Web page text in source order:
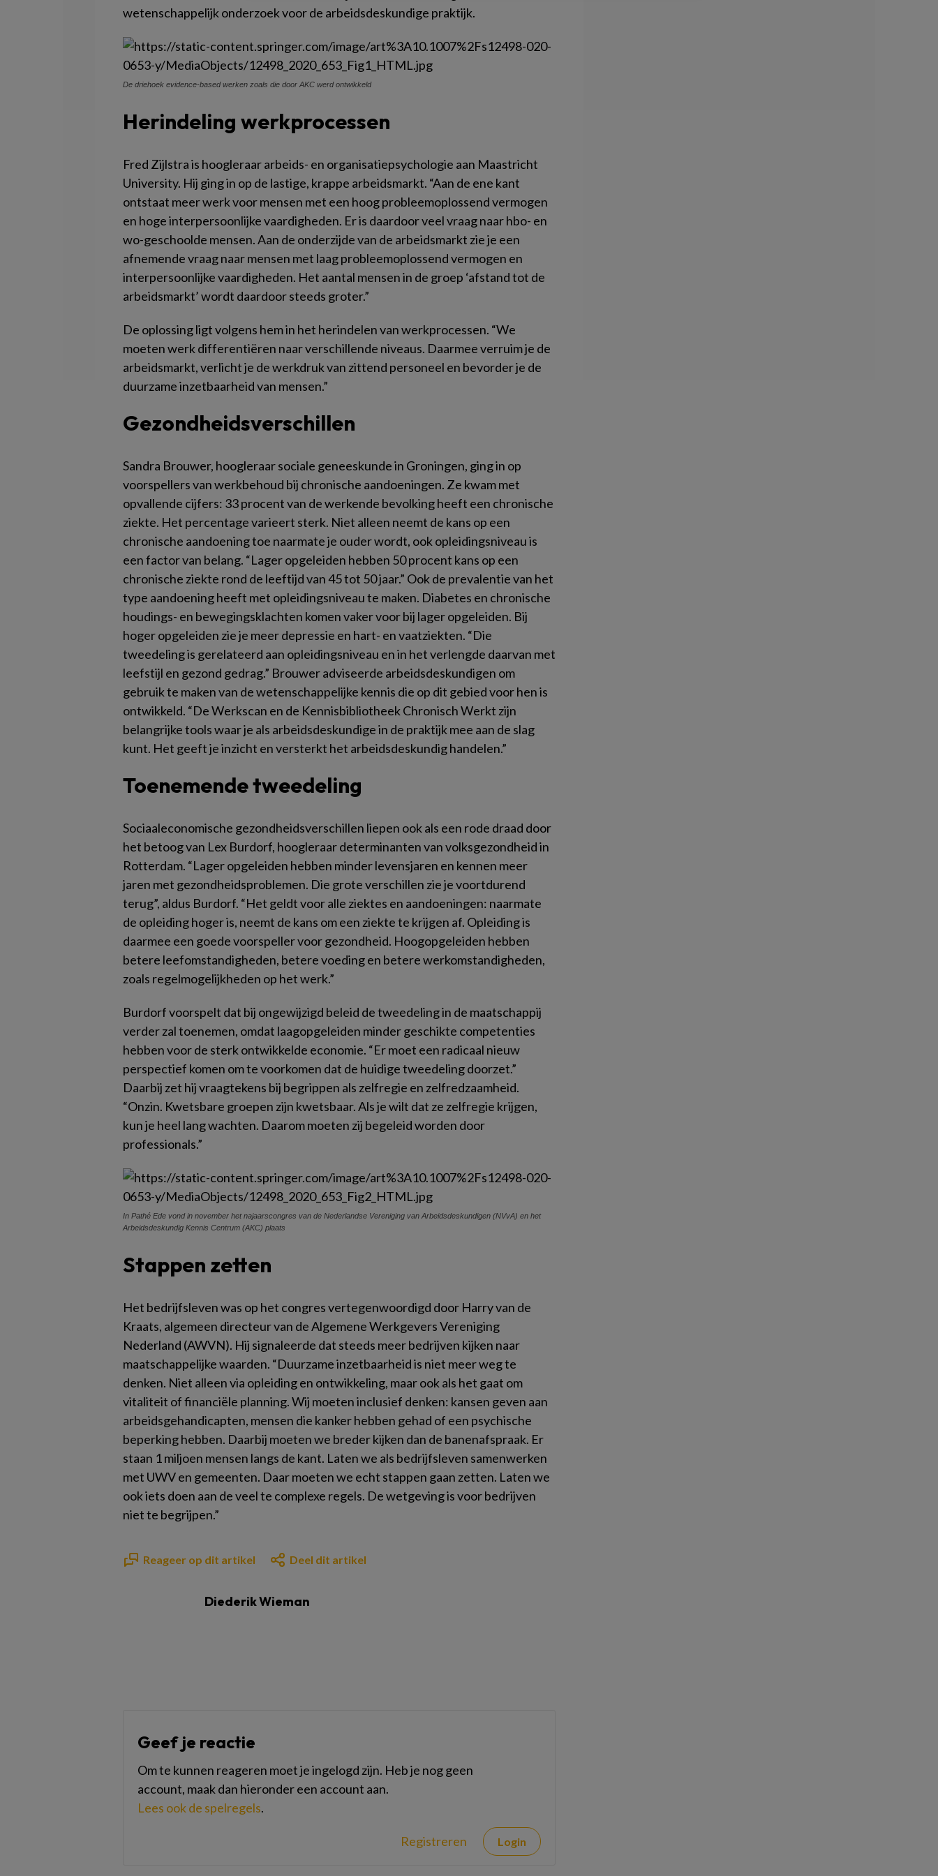
wetenschappelijk onderzoek voor de arbeidsdeskundige praktijk.
De driehoek evidence-based werken zoals die door AKC werd ontwikkeld
Herindeling werkprocessen
Fred Zijlstra is hoogleraar arbeids- en organisatiepsychologie aan Maastricht
University. Hij ging in op de lastige, krappe arbeidsmarkt. “Aan de ene kant
ontstaat meer werk voor mensen met een hoog probleemoplossend vermogen
en hoge interpersoonlijke vaardigheden. Er is daardoor veel vraag naar hbo- en
wo-geschoolde mensen. Aan de onderzijde van de arbeidsmarkt zie je een
afnemende vraag naar mensen met laag probleemoplossend vermogen en
interpersoonlijke vaardigheden. Het aantal mensen in de groep ‘afstand tot de
arbeidsmarkt’ wordt daardoor steeds groter.”
De oplossing ligt volgens hem in het herindelen van werkprocessen. “We
moeten werk differentiëren naar verschillende niveaus. Daarmee verruim je de
arbeidsmarkt, verlicht je de werkdruk van zittend personeel en bevorder je de
duurzame inzetbaarheid van mensen.”
Gezondheidsverschillen
Sandra Brouwer, hoogleraar sociale geneeskunde in Groningen, ging in op
voorspellers van werkbehoud bij chronische aandoeningen. Ze kwam met
opvallende cijfers: 33 procent van de werkende bevolking heeft een chronische
ziekte. Het percentage varieert sterk. Niet alleen neemt de kans op een
chronische aandoening toe naarmate je ouder wordt, ook opleidingsniveau is
een factor van belang. “Lager opgeleiden hebben 50 procent kans op een
chronische ziekte rond de leeftijd van 45 tot 50 jaar.” Ook de prevalentie van het
type aandoening heeft met opleidingsniveau te maken. Diabetes en chronische
houdings- en bewegingsklachten komen vaker voor bij lager opgeleiden. Bij
hoger opgeleiden zie je meer depressie en hart- en vaatziekten. “Die
tweedeling is gerelateerd aan opleidingsniveau en in het verlengde daarvan met
leefstijl en gezond gedrag.” Brouwer adviseerde arbeidsdeskundigen om
gebruik te maken van de wetenschappelijke kennis die op dit gebied voor hen is
ontwikkeld. “De Werkscan en de Kennisbibliotheek Chronisch Werkt zijn
belangrijke tools waar je als arbeidsdeskundige in de praktijk mee aan de slag
kunt. Het geeft je inzicht en versterkt het arbeidsdeskundig handelen.”
Toenemende tweedeling
Sociaaleconomische gezondheidsverschillen liepen ook als een rode draad door
het betoog van Lex Burdorf, hoogleraar determinanten van volksgezondheid in
Rotterdam. “Lager opgeleiden hebben minder levensjaren en kennen meer
jaren met gezondheidsproblemen. Die grote verschillen zie je voortdurend
terug”, aldus Burdorf. “Het geldt voor alle ziektes en aandoeningen: naarmate
de opleiding hoger is, neemt de kans om een ziekte te krijgen af. Opleiding is
daarmee een goede voorspeller voor gezondheid. Hoogopgeleiden hebben
betere leefomstandigheden, betere voeding en betere werkomstandigheden,
zoals regelmogelijkheden op het werk.”
Burdorf voorspelt dat bij ongewijzigd beleid de tweedeling in de maatschappij
verder zal toenemen, omdat laagopgeleiden minder geschikte competenties
hebben voor de sterk ontwikkelde economie. “Er moet een radicaal nieuw
perspectief komen om te voorkomen dat de huidige tweedeling doorzet.”
Daarbij zet hij vraagtekens bij begrippen als zelfregie en zelfredzaamheid.
“Onzin. Kwetsbare groepen zijn kwetsbaar. Als je wilt dat ze zelfregie krijgen,
kun je heel lang wachten. Daarom moeten zij begeleid worden door
professionals.”
In Pathé Ede vond in november het najaarscongres van de Nederlandse Vereniging van Arbeidsdeskundigen (NVvA) en het
Arbeidsdeskundig Kennis Centrum (AKC) plaats
Stappen zetten
Het bedrijfsleven was op het congres vertegenwoordigd door Harry van de
Kraats, algemeen directeur van de Algemene Werkgevers Vereniging
Nederland (AWVN). Hij signaleerde dat steeds meer bedrijven kijken naar
maatschappelijke waarden. “Duurzame inzetbaarheid is niet meer weg te
denken. Niet alleen via opleiding en ontwikkeling, maar ook als het gaat om
vitaliteit of financiële planning. Wij moeten inclusief denken: kansen geven aan
arbeidsgehandicapten, mensen die kanker hebben gehad of een psychische
beperking hebben. Daarbij moeten we breder kijken dan de banenafspraak. Er
staan 1 miljoen mensen langs de kant. Laten we als bedrijfsleven samenwerken
met UWV en gemeenten. Daar moeten we echt stappen gaan zetten. Laten we
ook iets doen aan de veel te complexe regels. De wetgeving is voor bedrijven
niet te begrijpen.”
Reageer op dit artikel Deel dit artikel
Diederik Wieman
Geef je reactie
Om te kunnen reageren moet je ingelogd zijn. Heb je nog geen
account, maak dan hieronder een account aan.
Lees ook de spelregels.
Registreren Login